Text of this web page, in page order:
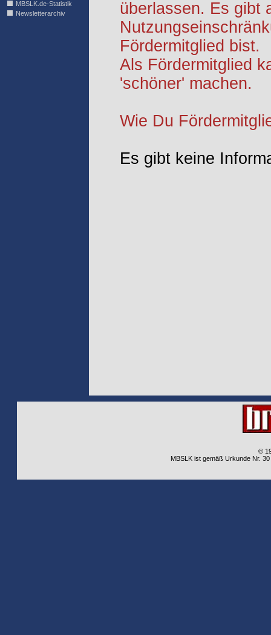
MBSLK.de-Statistik
Newsletterarchiv
überlassen. Es gibt
Fördermitglied bist.
Als Fördermitglied
'schöner' machen.
Wie Du
Es gibt keine
©
MBSLK ist gemäß Urkunde Nr.